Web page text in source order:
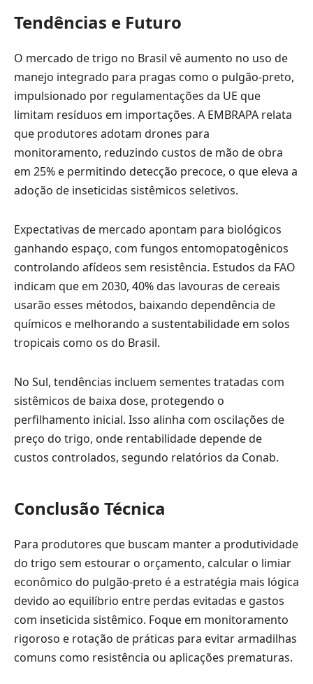
Tendências e Futuro
O mercado de trigo no Brasil vê aumento no uso de
manejo integrado para pragas como o pulgão-preto,
impulsionado por regulamentações da UE que
limitam resíduos em importações. A EMBRAPA relata
que produtores adotam drones para
monitoramento, reduzindo custos de mão de obra
em 25% e permitindo detecção precoce, o que eleva a
adoção de inseticidas sistêmicos seletivos.
Expectativas de mercado apontam para biológicos
ganhando espaço, com fungos entomopatogênicos
controlando afídeos sem resistência. Estudos da FAO
indicam que em 2030, 40% das lavouras de cereais
usarão esses métodos, baixando dependência de
químicos e melhorando a sustentabilidade em solos
tropicais como os do Brasil.
No Sul, tendências incluem sementes tratadas com
sistêmicos de baixa dose, protegendo o
perfilhamento inicial. Isso alinha com oscilações de
preço do trigo, onde rentabilidade depende de
custos controlados, segundo relatórios da Conab.
Conclusão Técnica
Para produtores que buscam manter a produtividade
do trigo sem estourar o orçamento, calcular o limiar
econômico do pulgão-preto é a estratégia mais lógica
devido ao equilíbrio entre perdas evitadas e gastos
com inseticida sistêmico. Foque em monitoramento
rigoroso e rotação de práticas para evitar armadilhas
comuns como resistência ou aplicações prematuras.